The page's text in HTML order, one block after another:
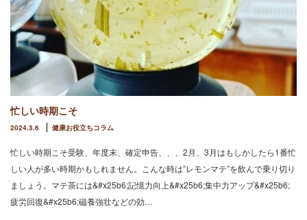
忙しい時期こそ
2024.3.6 健康お役立ちコラム
忙しい時期こそ受験、年度末、確定申告、、、2月、3月はもしかしたら1番忙
しい人が多い時期かもしれません。こんな時は”レモンマテ”を飲んで乗り切り
ましょう。マテ茶には&#x25b6;記憶力向上&#x25b6;集中力アップ&#x25b6;
疲労回復&#x25b6;磁養強壮などの効…